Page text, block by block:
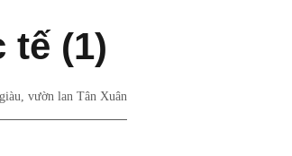
(1)
, vườn lan Tân Xuân